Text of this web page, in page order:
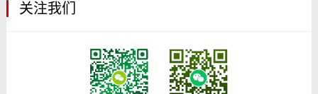
关注我们